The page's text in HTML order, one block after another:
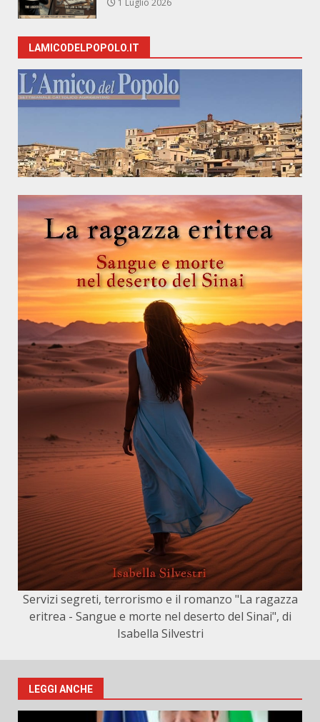
1 Luglio 2026
LAMICODELPOPOLO.IT
Servizi segreti, terrorismo e il romanzo "La ragazza
eritrea - Sangue e morte nel deserto del Sinai", di
Isabella Silvestri
LEGGI ANCHE